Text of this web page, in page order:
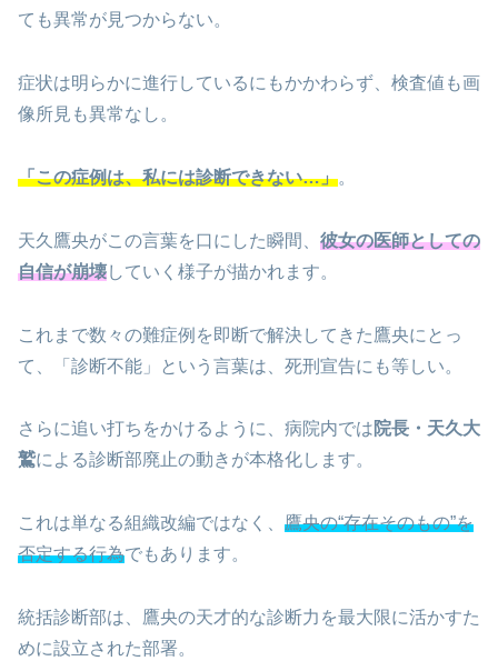
ても異常が見つからない。
症状は明らかに進行しているにもかかわらず、検査値も画
像所見も異常なし。
「この症例は、私には診断できない…」。
天久鷹央がこの言葉を口にした瞬間、 彼女の医師としての
自信が崩壊していく様子が描かれます。
これまで数々の難症例を即断で解決してきた鷹央にとっ
て、「診断不能」という言葉は、死刑宣告にも等しい。
さらに追い打ちをかけるように、病院内では院長・天久大
鷲による診断部廃止の動きが本格化します。
これは単なる組織改編ではなく、 鷹央の“存在そのもの”を
否定する行為でもあります。
統括診断部は、鷹央の天才的な診断力を最大限に活かすた
めに設立された部署。